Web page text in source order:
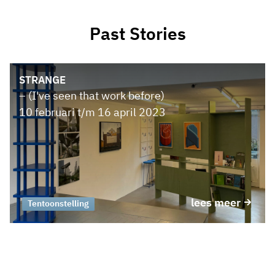
Past Stories
STRANGE
– (I've seen that work before)
10 februari t/m 16 april 2023
lees meer
Tentoonstelling